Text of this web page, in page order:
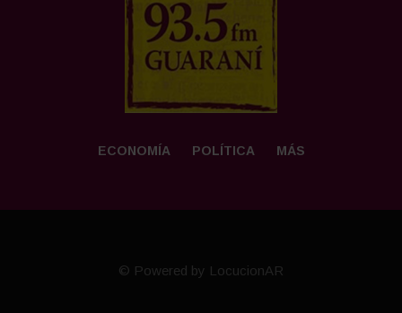
ECONOMÍA POLÍTICA MÁS
© Powered by LocucionAR